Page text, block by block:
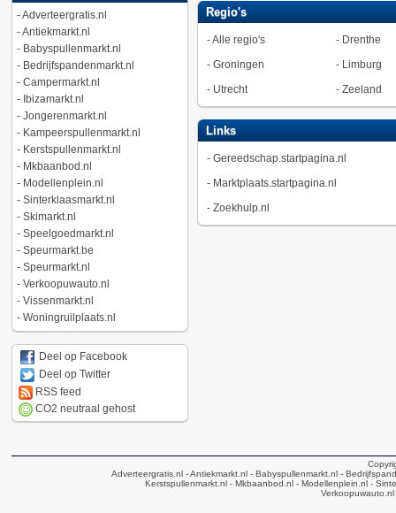
-Adverteergratis.nl
-Antiekmarkt.nl
- Babyspullenmarkt.nl
- Bedrijfspandenmarkt.nl
- Campermarkt.nl
- Ibizamarkt.nl
- Jongerenmarkt.nl
- Kampeerspullenmarkt.nl
- Kerstspullenmarkt.nl
- Mkbaanbod.nl
- Modellenplein.nl
- Sinterklaasmarkt.nl
- Skimarkt.nl
- Speelgoedmarkt.nl
- Speurmarkt.be
- Speurmarkt.nl
- Verkoopuwauto.nl
- Vissenmarkt.nl
- Woningruilplaats.nl
Deel op Facebook
Deel op Twitter
RSS feed
CO2 neutraal gehost
Regio's
-Alle regio's - Drenthe
- Groningen - Limburg
- Utrecht - Zeeland
Links
- Gereedschap.startpagina.nl
- Marktplaats.startpagina.nl
- Zoekhulp.nl
Adverteergratis.nl - Antiekmarkt.nl - Babyspullenmarkt.nl -
Kerstspullenmarkt.nl- Mkbaanbod.nl- Modellenplein.nl-
Verkoopuwauto.nl